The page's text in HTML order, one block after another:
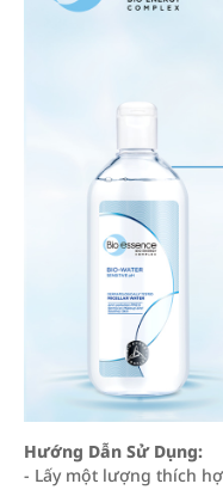
Hướng Dẫn Sử Dụng:
- Lấy một lượng thích